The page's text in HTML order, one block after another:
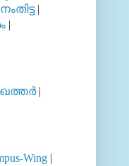
|
|
ഖത്തര്‍|
Wing |